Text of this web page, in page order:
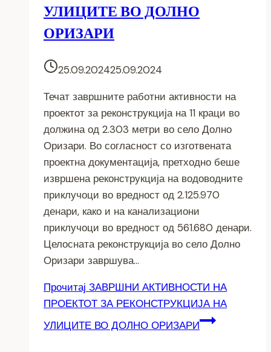
УЛИЦИТЕ ВО ДОЛНО
ОРИЗАРИ
25.09.202425.09.2024
Течат завршните работни активности на
проектот за реконструкција на 11 краци во
должина од 2.303 метри во село Долно
Оризари. Во согласност со изготвената
проектна документација, претходно беше
извршена реконструкција на водоводните
приклучоци во вредност од 2.125.970
денари, како и на канализациони
приклучоци во вредност од 561.680 денари.
Целосната реконструкција во село Долно
Оризари завршува…
Прочитај ЗАВРШНИ АКТИВНОСТИ НА
ПРОЕКТОТ ЗА РЕКОНСТРУКЦИЈА НА
УЛИЦИТЕ ВО ДОЛНО ОРИЗАРИ